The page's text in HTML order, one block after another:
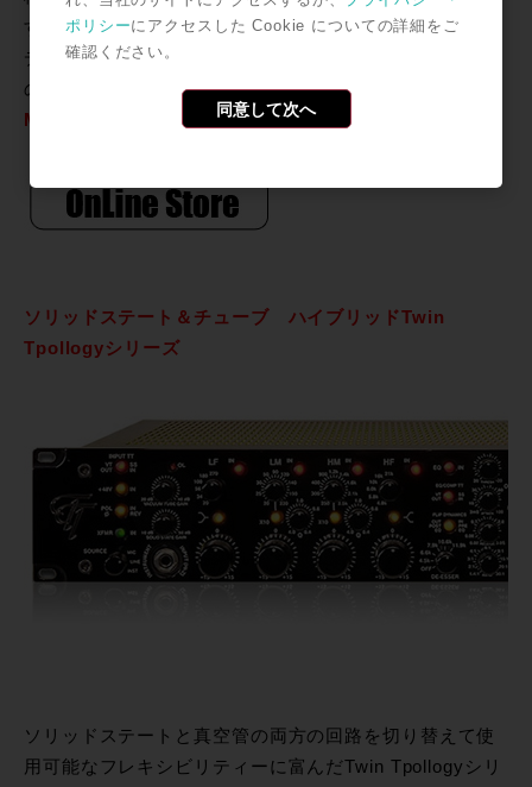
す。アコースティック録音だけでなく、ボーカルレコー
ディングでもファーストチョイスになること間違い無し
の逸品です。
Millennia M-2B ￥483,000
ソリッドステート＆チューブ ハイブリッドTwin
Tpollogyシリーズ
ソリッドステートと真空管の両方の回路を切り替えて使
用可能なフレキシビリティーに富んだTwin Tpollogyシリ
ポリシーにアクセスした Cookie についての詳細をご
確認ください。
同意して次へ